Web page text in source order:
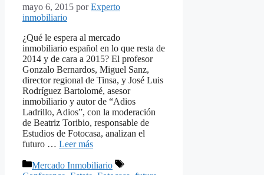
mayo 6, 2015 porExperto
inmobiliario
¿Qué le espera al mercado
inmobiliario español en lo que resta de
2014 y de cara a 2015? El profesor
Gonzalo Bernardos, Miguel Sanz,
director regional de Tinsa, y José Luis
Rodríguez Bartolomé, asesor
inmobiliario y autor de “Adios
Ladrillo, Adios”, con la moderación
de Beatriz Toribio, responsable de
Estudios de Fotocasa, analizan el
futuro … Leer más
Categorías
Mercado Inmobiliario
Etiquetas